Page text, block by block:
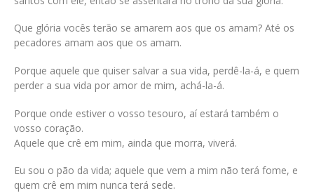
Que glória vocês terão se amarem aos que os amam? Até os
pecadores amam aos que os amam.
Porque aquele que quiser salvar a sua vida, perdê-la-á, e quem
perder a sua vida por amor de mim, achá-la-á.
Porque onde estiver o vosso tesouro, aí estará também o
vosso coração.
Aquele que crê em mim, ainda que morra, viverá.
Eu sou o pão da vida; aquele que vem a mim não terá fome, e
quem crê em mim nunca terá sede.